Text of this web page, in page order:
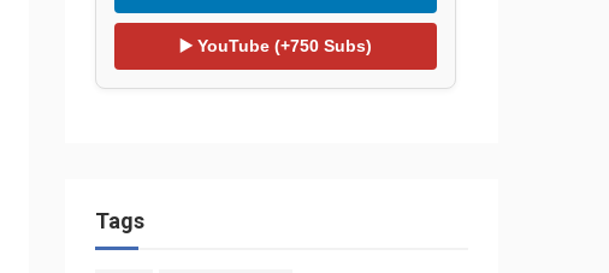
▶️ YouTube (+750 Subs)
Tags